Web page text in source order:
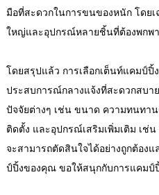
มือที่สะดวกในการขนของหนัก โดย
ใหญ่และอุปกรณ์หลายชิ้นที่ต้องพกพา
โดยสรุปแล้ว การเลือกเต็นท์แคมป์
ประสบการณ์กลางแจ้งที่สะดวกสบ
ปัจจัยต่างๆ เช่น ขนาด ความทนทา
ติดตั้ง และอุปกรณ์เสริมเพิ่มเติม เ
จะสามารถตัดสินใจได้อย่างถูกต้อง
ป์ปิ้งของคุณ ขอให้สนุกกับการแคมป์